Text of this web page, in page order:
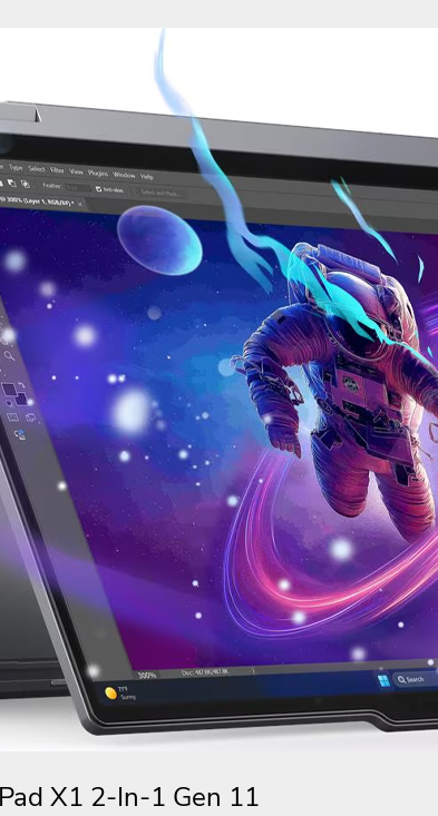
X1 2-In-1 Gen 11